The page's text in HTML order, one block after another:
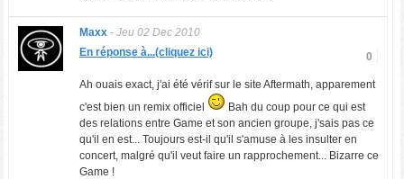
Maxx- Jeu 02 Dec 2010
0
En réponse à...(cliquez ici)
Ah ouais exact, j'ai été vérif sur le site Aftermath, apparement
c'est bien un remix officiel
Bah du coup pour ce qui est
des relations entre Game et son ancien groupe, j'sais pas ce
qu'il en est... Toujours est-il qu'il s'amuse à les insulter en
concert, malgré qu'il veut faire un rapprochement... Bizarre ce
Game !